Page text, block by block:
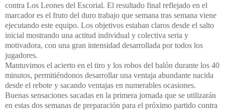
contra Los Leones del Escorial. El resultado final reflejado en el
marcador es el fruto del duro trabajo que semana tras semana viene
ejecutando este equipo. Los objetivos estaban claros desde el salto
inicial mostrando una actitud individual y colectiva seria y
motivadora, con una gran intensidad desarrollada por todos los
jugadores.
Mantuvimos el acierto en el tiro y los robos del balón durante los 40
minutos, permitiéndonos desarrollar una ventaja abundante nacida
desde el rebote y sacando ventajas en numerables ocasiones.
Buenas sensaciones sacadas en la primera jornada que se utilizarán
en estas dos semanas de preparación para el próximo partido contra